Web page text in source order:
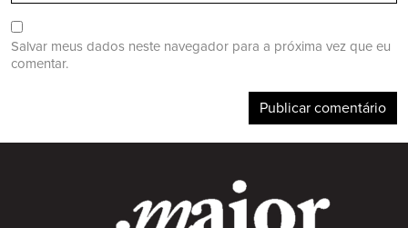
Salvar meus dados neste navegador para a próxima vez que eu
comentar.